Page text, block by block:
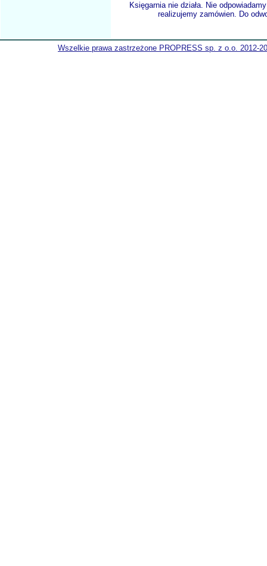
Księgarnia nie działa. Nie
realizujemy zamówien. Do
Wszelkie prawa zastrzeżone PROPRESS sp. z o.o. 2012-